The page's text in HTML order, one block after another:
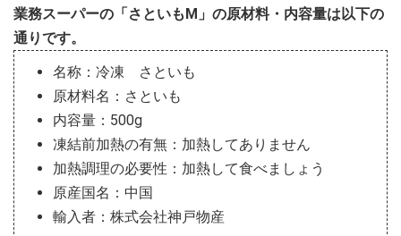
業務スーパーの「さといもM」の原材料・内容量は以下の
通りです。
名称：冷凍 さといも
原材料名：さといも
内容量：500g
凍結前加熱の有無：加熱してありません
加熱調理の必要性：加熱して食べましょう
原産国名：中国
輸入者：株式会社神戸物産